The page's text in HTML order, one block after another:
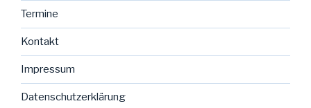
Termine
Kontakt
Impressum
Datenschutzerklärung